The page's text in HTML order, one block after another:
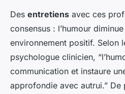
Des entretiens avec ces
consensus : l’humour
environnement positif. Selon
psychologue clinicien,
communication et instaure
approfondie avec autrui.” De